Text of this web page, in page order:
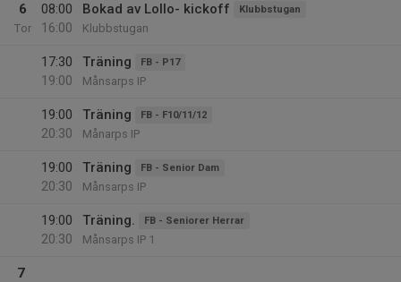
6
Tor
08:00
16:00
Bokad av Lollo- kickoff Klubbstugan
Klubbstugan
17:30
19:00
Träning FB - P17
Månsarps IP
19:00
20:30
Träning FB - F10/11/12
Månarps IP
19:00
20:30
Träning FB - Senior Dam
Månsarps IP
19:00
20:30
Träning. FB - Seniorer Herrar
Månsarps IP 1
7